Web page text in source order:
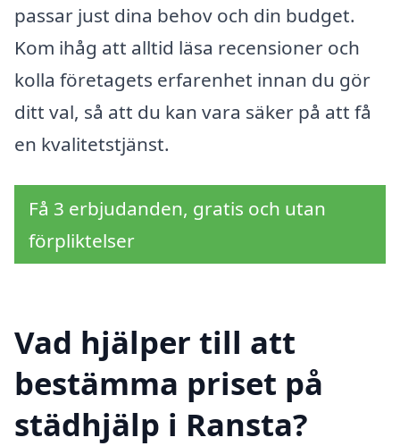
passar just dina behov och din budget.
Kom ihåg att alltid läsa recensioner och
kolla företagets erfarenhet innan du gör
ditt val, så att du kan vara säker på att få
en kvalitetstjänst.
Få 3 erbjudanden, gratis och utan
förpliktelser
Vad hjälper till att
bestämma priset på
städhjälp i Ransta?